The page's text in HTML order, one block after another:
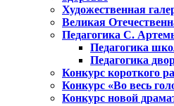
Художественная
Великая
Педагогика С.
Педагогика
Педагогика
Конкурс короткого
Конкурс «Во весь
Конкурс новой